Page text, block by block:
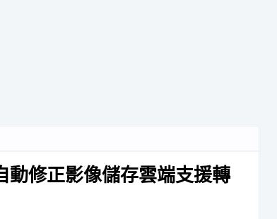
修正影像儲存雲端支援轉